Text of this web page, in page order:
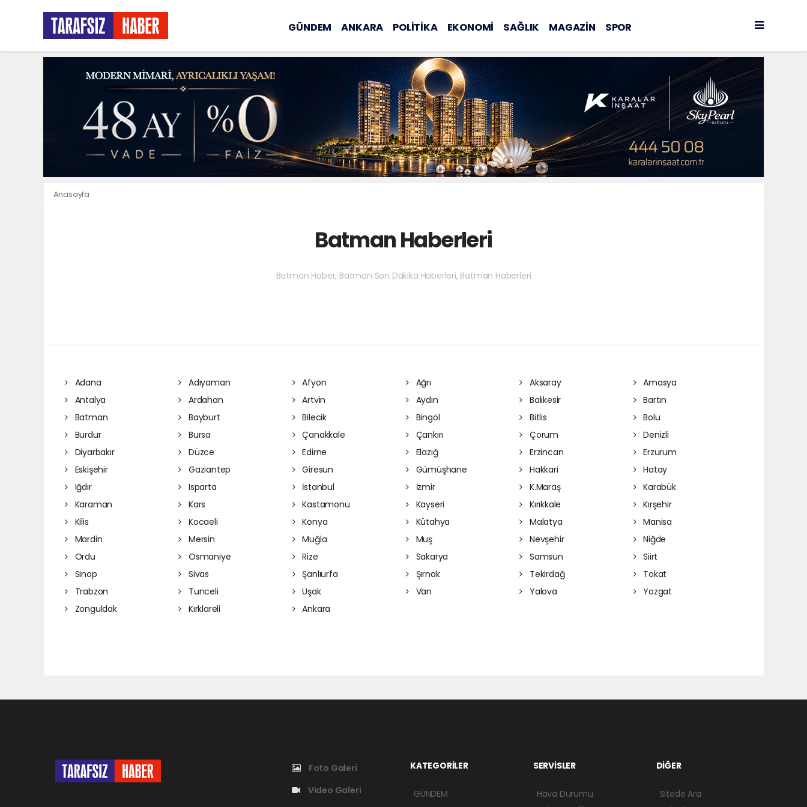
GÜNDEM ANKARA POLİTİKA EKONOMİ SAĞLIK MAGAZİN SPOR
Anasayfa
Batman Haberleri
Batman Haber, Batman Son Dakika Haberleri, Batman Haberleri
Adana Adıyaman Afyon Ağrı Aksaray
Amasya
Antalya
Ardahan Artvin Aydın Balıkesir
Bartın
Batman
Bayburt Bilecik Bingöl Bitlis
Bolu
Burdur
Bursa Çanakkale Çankırı Çorum
Denizli
Diyarbakır
Düzce Edirne Elazığ Erzincan
Erzurum
Eskişehir
Gaziantep Giresun Gümüşhane Hakkari
Hatay
Iğdır
Isparta İstanbul İzmir K.Maraş
Karabük
Karaman
Kars Kastamonu Kayseri Kırıkkale
Kırşehir
Kilis
Kocaeli Konya Kütahya Malatya
Manisa
Mardin
Mersin Muğla Muş Nevşehir
Niğde
Ordu
Osmaniye Rize Sakarya Samsun
Siirt
Sinop
Sivas Şanlıurfa Şırnak Tekirdağ
Tokat
Trabzon
Tunceli Uşak Van Yalova
Yozgat
Zonguldak
Kırklareli Ankara
Foto Galeri
Video Galeri
KATEGORİLER
GÜNDEM
SERVİSLER
Hava Durumu
DİĞER
Sitede Ara